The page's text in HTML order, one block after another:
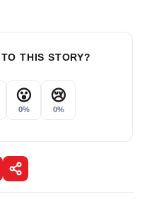
THIS STORY?
😮
0%
😢
0%